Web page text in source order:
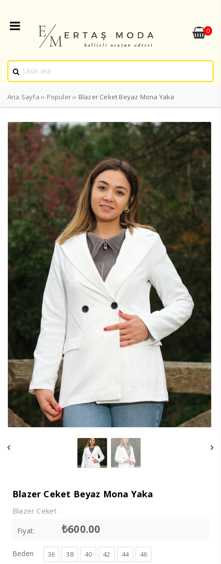
0
Ana Sayfa ›› Populer›› Blazer Ceket Beyaz Mona Yaka
Blazer Ceket Beyaz Mona Yaka
Blazer Ceket
Fiyat: ₺600.00
Beden 36 38 40 42 44 46